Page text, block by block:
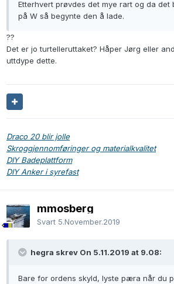
Etterhvert prøvdes det mye rart og da det
på W så begynte den å lade.
??
Det er jo turtelleruttaket? Håper Jørg eller
uttdype dette.
Draco 20 blir jolle
Skroggjennomføringer og materialkvalitet
DIY Badeplattform
DIY Anker i syrefast
mmosberg
Svart 5.November.2019
hegra skrev On 5.11.2019 at 9.08:
Bare for ordens skyld, lyste pæra når du